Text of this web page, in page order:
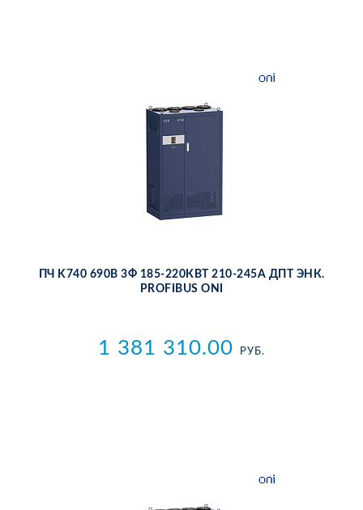
ПЧ K740 690В 3Ф 185-220КВТ 210-245А ДПТ ЭНК.
PROFIBUS ONI
1 381 310.00 РУБ.